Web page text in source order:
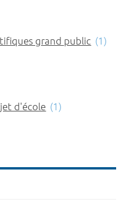
grand public (1)
d'école (1)